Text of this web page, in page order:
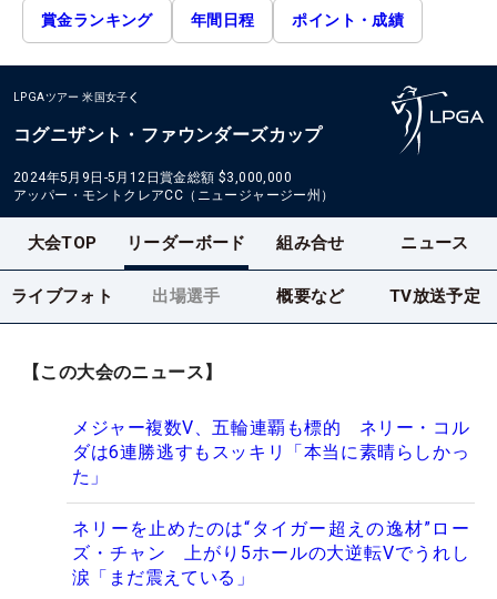
賞金ランキング 年間日程 ポイント・成績
LPGAツアー 米国女子
コグニザント・ファウンダーズカップ
2024年5月9日-5月12日賞金総額 $3,000,000
アッパー・モントクレアCC（ニュージャージー州）
大会TOP リーダーボード 組み合せ ニュース
ライブフォト 出場選手 概要など TV放送予定
【この大会のニュース】
メジャー複数V、五輪連覇も標的 ネリー・コル
ダは6連勝逃すもスッキリ「本当に素晴らしかっ
た」
ネリーを止めたのは“タイガー超えの逸材”ロー
ズ・チャン 上がり5ホールの大逆転Vでうれし
涙「まだ震えている」